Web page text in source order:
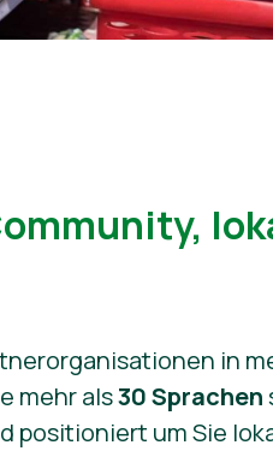
in
mehr als30 Sprachen
positioniert um Sie